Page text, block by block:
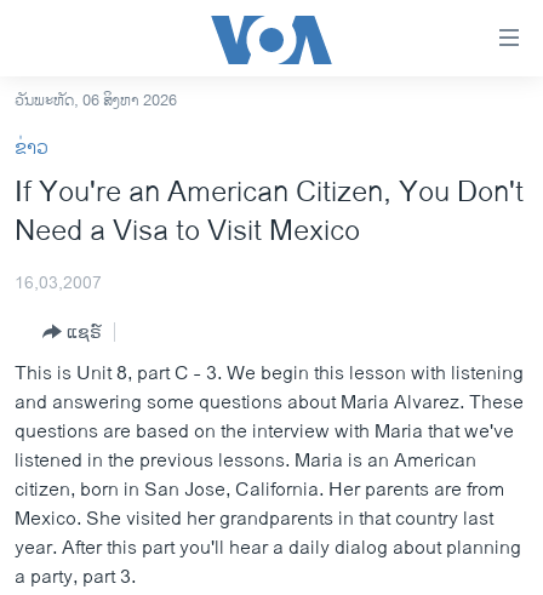
ເຂົ້າ
ຫາ
ຂ້າມ
ຂ້າມ
ຫາ
ອາເມຣິກາ
ຂ່າວ​ຈີນ
ໂລກ
ເອເຊຍ
ອິດສະຫຼະພາບດ້ານການຂ່າວ
ຊີວິດຊາວລາວ
ຊຸມຊົນຊາວລາວ
ວິທະຍາສາດ-ເທັກໂນໂລຈີ
ວັນພະຫັດ, 06 ສິງຫາ 2026
ຂ່າວ
If You're an American Citizen, You Don't
Need a Visa to Visit Mexico
16,03,2007
ແຊຣ໌
This is Unit 8, part C - 3. We begin this lesson with listening
and answering some questions about Maria Alvarez. These
questions are based on the interview with Maria that we've
listened in the previous lessons. Maria is an American
citizen, born in San Jose, California. Her parents are from
Mexico. She visited her grandparents in that country last
year. After this part you'll hear a daily dialog about planning
a party, part 3.